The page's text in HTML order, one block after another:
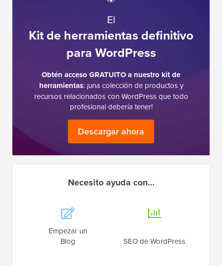
El
Kit de herramientas definitivo
para WordPress
Obtén acceso GRATUITO a nuestro kit de
herramientas: ¡una colección de productos y
recursos relacionados con WordPress que todo
profesional debería tener!
Descargar ahora
Necesito ayuda con…
Empezar un
Blog
SEO de WordPress